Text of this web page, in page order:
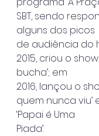
SBT, sendo
alguns dos picos
de audiência do
2015, criou o
bucha’; em
2016, lançou o
quem nunca viu’
‘Papai é Uma
Piada’.